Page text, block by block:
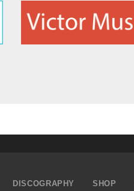
DISCOGRAPHY SHOP